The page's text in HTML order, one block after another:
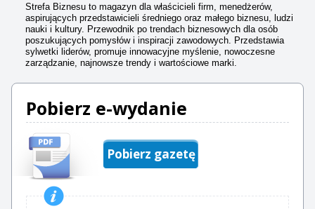
Strefa Biznesu to magazyn dla właścicieli firm, menedżerów,
aspirujących przedstawicieli średniego oraz małego biznesu, ludzi
nauki i kultury. Przewodnik po trendach biznesowych dla osób
poszukujących pomysłów i inspiracji zawodowych. Przedstawia
sylwetki liderów, promuje innowacyjne myślenie, nowoczesne
zarządzanie, najnowsze trendy i wartościowe marki.
Pobierz e-wydanie
Pobierz gazetę